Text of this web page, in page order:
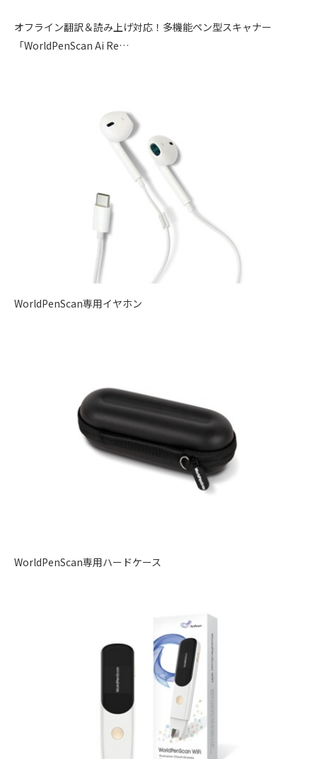
オフライン翻訳＆読み上げ対応！多機能ペン型スキャナー
「WorldPenScan Ai Re…
WorldPenScan専用イヤホン
WorldPenScan専用ハードケース